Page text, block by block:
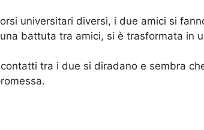
universitari diversi, i due amici si
battuta tra amici, si è trasformata in
tra i due si diradano e sembra